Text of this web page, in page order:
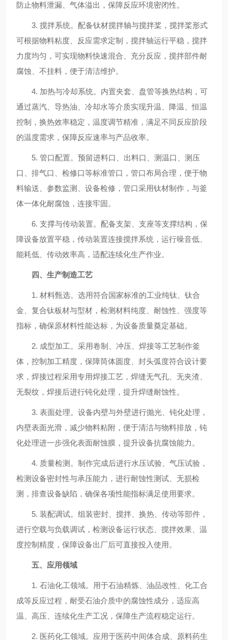
防止物料泄漏、气体溢出，保障反应环境密闭性。
3. 搅拌系统。配备钛材搅拌轴与搅拌桨，搅拌桨形式
可根据物料粘度、反应需求定制，搅拌轴运行平稳，搅拌
力度均匀，可实现物料快速混合、充分反应，搅拌部件耐
腐蚀、不挂料，便于清洁维护。
4. 加热与冷却系统。内置夹套、盘管等换热结构，可
通过蒸汽、导热油、冷却水等介质实现升温、降温、恒温
控制，换热效率稳定，温度调节精准，满足不同反应阶段
的温度需求，保障反应速率与产品收率。
5. 管口配置。预留进料口、出料口、测温口、测压
口、排气口、检修口等标准管口，管口布局合理，便于物
料输送、参数监测、设备检修，管口采用钛材制作，与釜
体一体化耐腐蚀，连接牢固。
6. 支撑与传动装置。配备支架、支座等支撑结构，保
障设备放置平稳，传动装置连接搅拌系统，运行噪音低、
能耗低、传动效率高，适配连续化生产作业。
四、生产制造工艺
1. 材料甄选。选用符合国家标准的工业纯钛、钛合
金、复合钛板材与型材，检测材料纯度、耐蚀性、强度等
指标，确保原材料性能达标，为设备质量奠定基础。
2. 成型加工。采用卷制、冲压、焊接等工艺制作釜
体，控制加工精度，保障筒体圆度、封头弧度符合设计要
求，焊接过程采用专用焊接工艺，焊缝无气孔、无夹渣、
无裂纹，焊接后进行钝化处理，提升焊缝耐蚀性。
3. 表面处理。设备内壁与外壁进行抛光、钝化处理，
内壁表面光滑，减少物料粘附，便于清洁与物料排放，钝
化处理进一步强化表面耐蚀膜，提升设备抗腐蚀能力。
4. 质量检测。制作完成后进行水压试验、气压试验，
检测设备密封性与承压能力，进行耐蚀性测试、无损检
测，排查设备缺陷，确保各项性能指标满足使用要求。
5. 装配调试。组装密封、搅拌、换热、传动等部件，
进行空载与负载调试，检测设备运行状态、搅拌效果、温
度控制精度，保障设备出厂后可直接投入使用。
五、应用领域
1. 石油化工领域。用于石油精炼、油品改性、化工合
成等反应过程，耐受石油介质中的腐蚀性成分，适应高
温、高压、连续化生产工况，保障生产流程稳定运行。
2. 医药化工领域。应用于医药中间体合成、原料药生